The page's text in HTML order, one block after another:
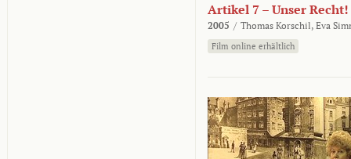
Artikel 7 – Unser Recht!
2005 / Thomas Korschil, Eva
Film online erhältlich